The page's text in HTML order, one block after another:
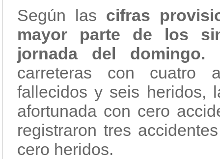
Según las cifras
mayor parte de los
jornada del domingo.
carreteras con cuatro
fallecidos y seis heridos,
afortunada con cero
registraron tres
cero heridos.